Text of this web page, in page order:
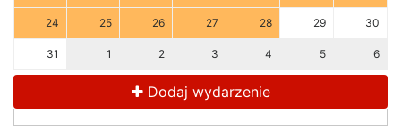
24 25 26 27 28 29 30
31 1 2 3 4 5 6
Dodaj wydarzenie